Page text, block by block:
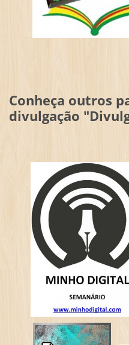
Conheça outros
divulgação